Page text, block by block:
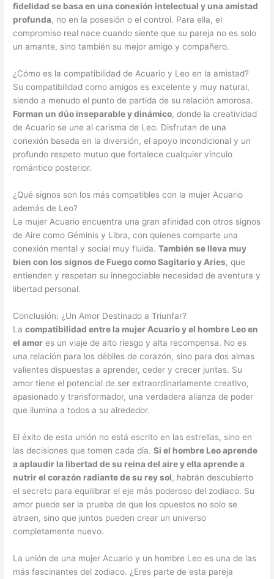
fidelidad se basa en una conexión intelectual y una amistad
profunda, no en la posesión o el control. Para ella, el
compromiso real nace cuando siente que su pareja no es solo
un amante, sino también su mejor amigo y compañero.
¿Cómo es la compatibilidad de Acuario y Leo en la amistad?
Su compatibilidad como amigos es excelente y muy natural,
siendo a menudo el punto de partida de su relación amorosa.
Forman un dúo inseparable y dinámico, donde la creatividad
de Acuario se une al carisma de Leo. Disfrutan de una
conexión basada en la diversión, el apoyo incondicional y un
profundo respeto mutuo que fortalece cualquier vínculo
romántico posterior.
¿Qué signos son los más compatibles con la mujer Acuario
además de Leo?
La mujer Acuario encuentra una gran afinidad con otros signos
de Aire como Géminis y Libra, con quienes comparte una
conexión mental y social muy fluida.También se lleva muy
bien con los signos de Fuego como Sagitario y Aries, que
entienden y respetan su innegociable necesidad de aventura y
libertad personal.
Conclusión: ¿Un Amor Destinado a Triunfar?
Lacompatibilidad entre la mujer Acuario y el hombre Leo en
el amor es un viaje de alto riesgo y alta recompensa. No es
una relación para los débiles de corazón, sino para dos almas
valientes dispuestas a aprender, ceder y crecer juntas. Su
amor tiene el potencial de ser extraordinariamente creativo,
apasionado y transformador, una verdadera alianza de poder
que ilumina a todos a su alrededor.
El éxito de esta unión no está escrito en las estrellas, sino en
las decisiones que tomen cada día.Si el hombre Leo aprende
a aplaudir la libertad de su reina del aire y ella aprende a
nutrir el corazón radiante de su rey sol, habrán descubierto
el secreto para equilibrar el eje más poderoso del zodiaco. Su
amor puede ser la prueba de que los opuestos no solo se
atraen, sino que juntos pueden crear un universo
completamente nuevo.
La unión de una mujer Acuario y un hombre Leo es una de las
más fascinantes del zodiaco. ¿Eres parte de esta pareja